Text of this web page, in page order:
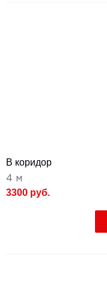
В коридор
4 м
3300 руб.